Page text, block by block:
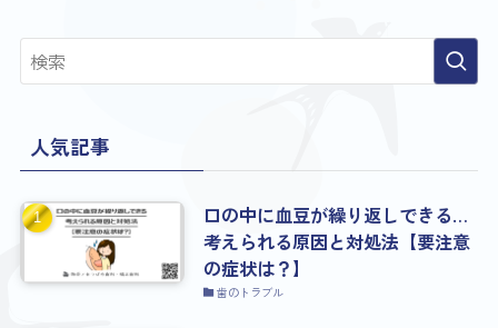
人気記事
口の中に血豆が繰り返しできる…
考えられる原因と対処法【要注意
の症状は？】
歯のトラブル